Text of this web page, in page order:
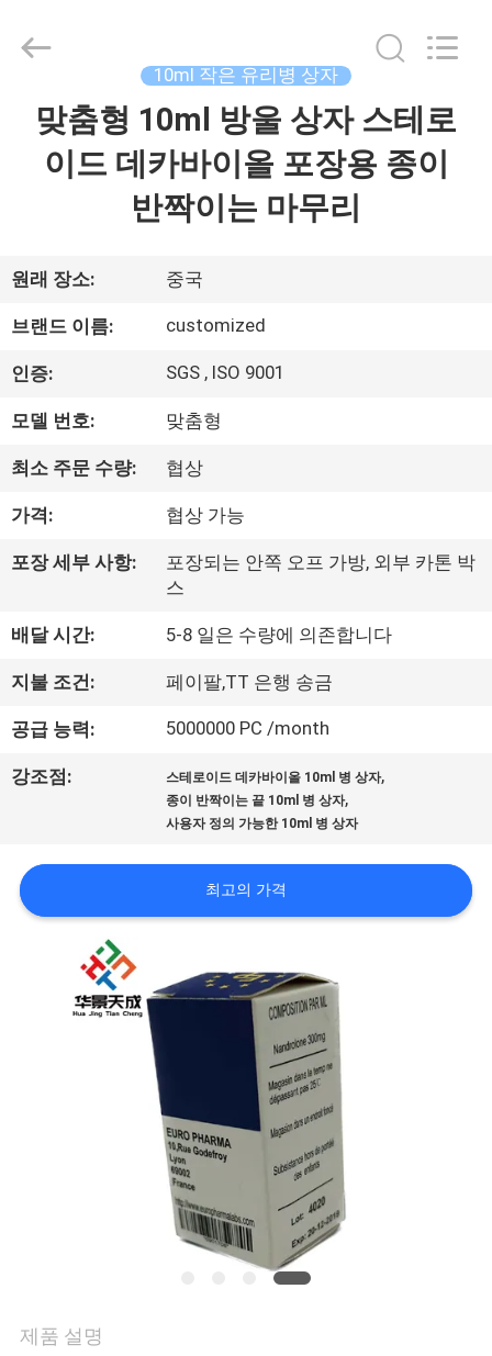
우
리
에
여
장
여
행
질
관
스
2017
Industry
10ml 작은 유리병 상자
맞춤형 10ml 방울 상자 스테로
이드 데카바이올 포장용 종이
반짝이는 마무리
원래 장소: 중국
브랜드 이름: customized
인증: SGS , ISO 9001
모델 번호: 맞춤형
최소 주문 수량: 협상
가격: 협상 가능
포장 세부 사항:
포장되는 안쪽 오프 가방, 외부 카톤 박
스
배달 시간: 5-8 일은 수량에 의존합니다
지불 조건: 페이팔,TT 은행 송금
공급 능력: 5000000 PC /month
강조점: 스테로이드 데카바이올 10ml 병 상자,
종이 반짝이는 끝 10ml 병 상자,
사용자 정의 가능한 10ml 병 상자
최고의 가격
제품 설명